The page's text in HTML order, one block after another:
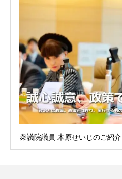
衆議院議員 木原せいじのご紹介